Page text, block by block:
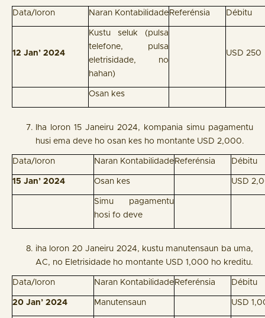
Data/loron Naran Kontabilidade Referénsia Débitu
12 Jan’ 2024
Kustu seluk (pulsa
telefone, pulsa
eletrisidade, no
hahan)
USD 250
Osan kes
Iha loron 15 Janeiru 2024, kompania simu pagamentu
husi ema deve ho osan kes ho montante USD 2,000.
Data/loron Naran Kontabilidade Referénsia Débitu
15 Jan’ 2024 Osan kes USD
Simu pagamentu
hosi fo deve
iha loron 20 Janeiru 2024, kustu manutensaun ba uma,
AC, no Eletrisidade ho montante USD 1,000 ho kreditu.
Data/loron Naran Kontabilidade Referénsia Débitu
20 Jan’ 2024 Manutensaun USD